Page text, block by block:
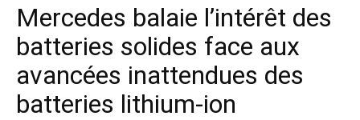
Mercedes balaie l’intérêt des
batteries solides face aux
avancées inattendues des
batteries lithium-ion